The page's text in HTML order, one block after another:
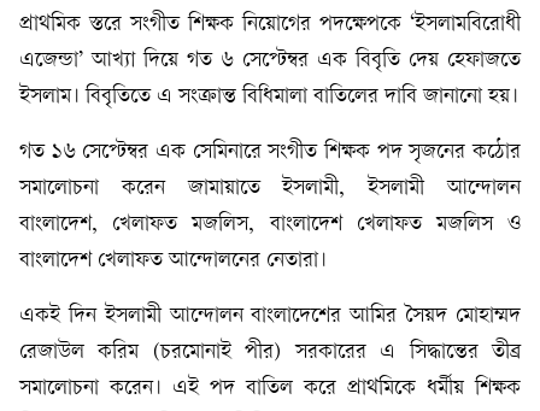
প্রাথমিক স্তরে সংগীত শিক্ষক নিয়োগের পদক্ষেপকে ‘ইসলামবিরোধী
এজেন্ডা’ আখ্যা দিয়ে গত ৬ সেপ্টেম্বর এক বিবৃতি দেয় হেফাজতে
ইসলাম। বিবৃতিতে এ সংক্রান্ত বিধিমালা বাতিলের দাবি জানানো হয়।
গত ১৬ সেপ্টেম্বর এক সেমিনারে সংগীত শিক্ষক পদ সৃজনের কঠোর
সমালোচনা করেন জামায়াতে ইসলামী, ইসলামী আন্দোলন
বাংলাদেশ, খেলাফত মজলিস, বাংলাদেশ খেলাফত মজলিস ও
বাংলাদেশ খেলাফত আন্দোলনের নেতারা।
একই দিন ইসলামী আন্দোলন বাংলাদেশের আমির সৈয়দ মোহাম্মদ
রেজাউল করিম (চরমোনাই পীর) সরকারের এ সিদ্ধান্তের তীব্র
সমালোচনা করেন। এই পদ বাতিল করে প্রাথমিকে ধর্মীয় শিক্ষক